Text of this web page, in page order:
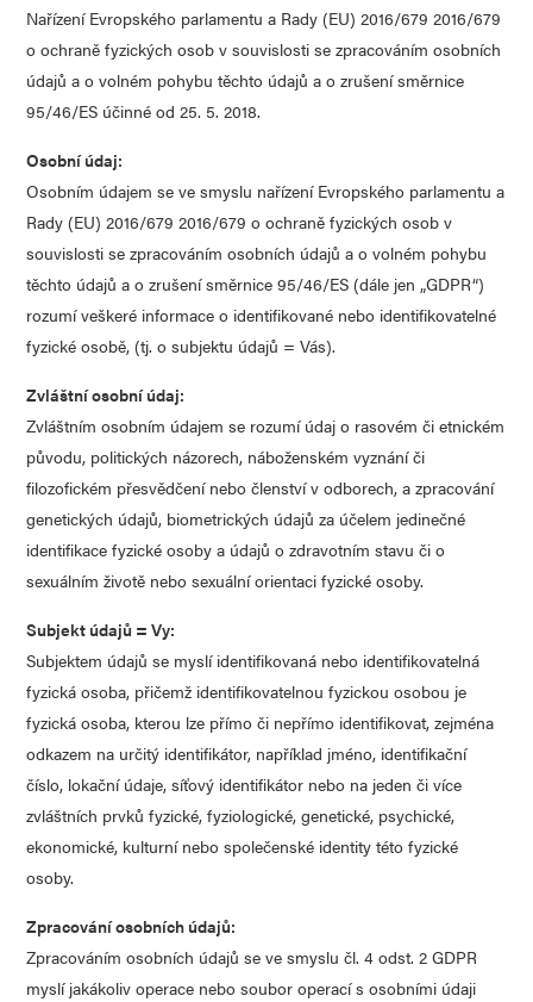
Nařízení Evropského parlamentu a Rady (EU) 2016/679 2016/679
o ochraně fyzických osob v souvislosti se zpracováním osobních
údajů a o volném pohybu těchto údajů a o zrušení směrnice
95/46/ES účinné od 25. 5. 2018.
Osobní údaj:
Osobním údajem se ve smyslu nařízení Evropského parlamentu a
Rady (EU) 2016/679 2016/679 o ochraně fyzických osob v
souvislosti se zpracováním osobních údajů a o volném pohybu
těchto údajů a o zrušení směrnice 95/46/ES (dále jen „GDPR“)
rozumí veškeré informace o identifikované nebo identifikovatelné
fyzické osobě, (tj. o subjektu údajů = Vás).
Zvláštní osobní údaj:
Zvláštním osobním údajem se rozumí údaj o rasovém či etnickém
původu, politických názorech, náboženském vyznání či
filozofickém přesvědčení nebo členství v odborech, a zpracování
genetických údajů, biometrických údajů za účelem jedinečné
identifikace fyzické osoby a údajů o zdravotním stavu či o
sexuálním životě nebo sexuální orientaci fyzické osoby.
Subjekt údajů = Vy:
Subjektem údajů se myslí identifikovaná nebo identifikovatelná
fyzická osoba, přičemž identifikovatelnou fyzickou osobou je
fyzická osoba, kterou lze přímo či nepřímo identifikovat, zejména
odkazem na určitý identifikátor, například jméno, identifikační
číslo, lokační údaje, síťový identifikátor nebo na jeden či více
zvláštních prvků fyzické, fyziologické, genetické, psychické,
ekonomické, kulturní nebo společenské identity této fyzické
osoby.
Zpracování osobních údajů:
Zpracováním osobních údajů se ve smyslu čl. 4 odst. 2 GDPR
myslí jakákoliv operace nebo soubor operací s osobními údaji